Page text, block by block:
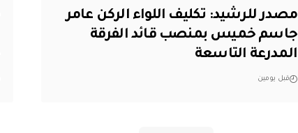
مصدر للرشيد: تكليف اللواء الركن عامر
جاسم خميس بمنصب قائد الفرقة
المدرعة التاسعة
قبل يومين